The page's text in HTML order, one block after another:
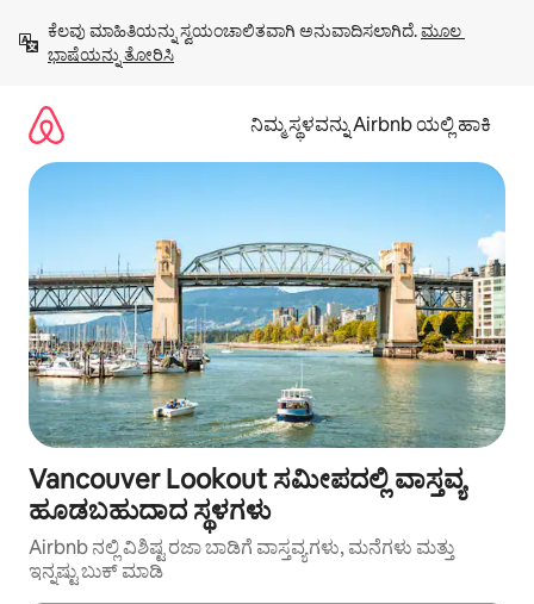
ಹೋಗಿ
ಕೆಲವು ಮಾಹಿತಿಯನ್ನು ಸ್ವಯಂಚಾಲಿತವಾಗಿ ಅನುವಾದಿಸಲಾಗಿದೆ. ಮೂಲ
ಭಾಷೆಯನ್ನು ತೋರಿಸಿ
ನಿಮ್ಮ ಸ್ಥಳವನ್ನು Airbnb ಯಲ್ಲಿ ಹಾಕಿ
Vancouver Lookout ಸಮೀಪದಲ್ಲಿ ವಾಸ್ತವ್ಯ
ಹೂಡಬಹುದಾದ ಸ್ಥಳಗಳು
Airbnb ನಲ್ಲಿ ವಿಶಿಷ್ಟ ರಜಾ ಬಾಡಿಗೆ ವಾಸ್ತವ್ಯಗಳು, ಮನೆಗಳು ಮತ್ತು
ಇನ್ನಷ್ಟು ಬುಕ್ ಮಾಡಿ